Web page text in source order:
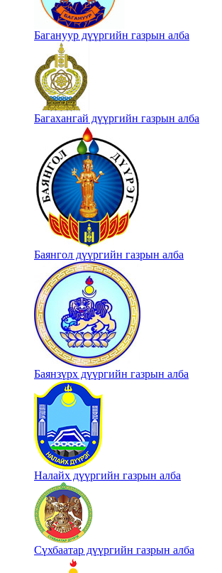
Багануур дүүргийн газрын алба
Багахангай дүүргийн газрын алба
Баянгол дүүргийн газрын алба
Баянзүрх дүүргийн газрын алба
Налайх дүүргийн газрын алба
Сүхбаатар дүүргийн газрын алба